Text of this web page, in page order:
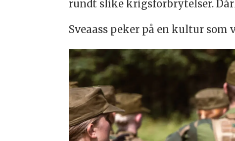
rundt slike krigsforbrytelser.
Sveaass peker på en kultur